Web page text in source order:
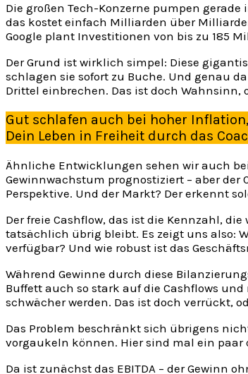
Die großen Tech-Konzerne pumpen
das kostet einfach Milliarden über
Google plant Investitionen von bis zu 185
Der Grund ist wirklich simpel: Diese
schlagen sie sofort zu Buche. Und genau
Drittel einbrechen. Das ist doch Wahnsinn,
Gut schlafen auch bei hoher
Dein Leben in Freiheit durch das
Ähnliche Entwicklungen sehen wir auch
Gewinnwachstum prognostiziert – aber
Perspektive. Und der Markt? Der erkennt
Der freie Cashflow, das ist die Kennzahl,
tatsächlich übrig bleibt. Es zeigt uns also:
verfügbar? Und wie robust ist das
Während Gewinne durch diese
Buffett auch so stark auf die Cashflows
schwächer werden. Das ist doch verrückt,
Das Problem beschränkt sich übrigens
vorgaukeln können. Hier sind mal ein paar
Da ist zunächst das EBITDA – der Gewinn